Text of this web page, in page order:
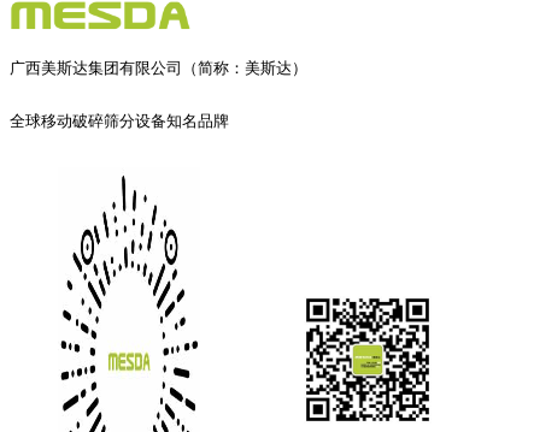
广西美斯达集团有限公司（简称：美斯达）
全球移动破碎筛分设备知名品牌